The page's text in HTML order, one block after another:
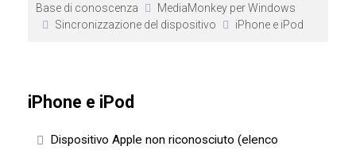
Base di conoscenza
MediaMonkey per Windows
Sincronizzazione del dispositivo
iPhone e iPod
iPhone e iPod
Dispositivo Apple non riconosciuto (elenco